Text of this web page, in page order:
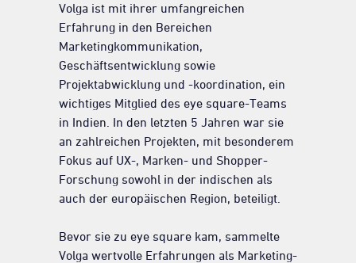
Volga ist mit ihrer umfangreichen
Erfahrung in den Bereichen
Marketingkommunikation,
Geschäftsentwicklung sowie
Projektabwicklung und -koordination, ein
wichtiges Mitglied des eye square-Teams
in Indien. In den letzten 5 Jahren war sie
an zahlreichen Projekten, mit besonderem
Fokus auf UX-, Marken- und Shopper-
Forschung sowohl in der indischen als
auch der europäischen Region, beteiligt.
Bevor sie zu eye square kam, sammelte
Volga wertvolle Erfahrungen als Marketing-